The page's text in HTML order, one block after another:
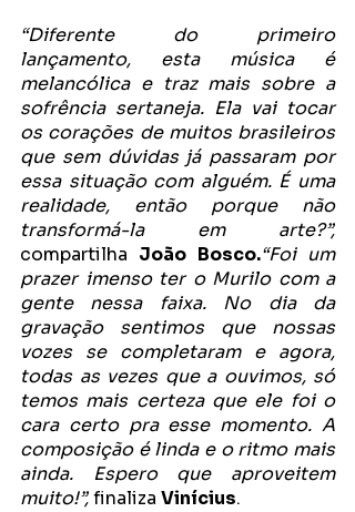
“Diferente do primeiro
lançamento, esta música é
melancólica e traz mais sobre a
sofrência sertaneja. Ela vai tocar
os corações de muitos brasileiros
que sem dúvidas já passaram por
essa situação com alguém. É uma
realidade, então porque não
compartilha João Bosco.“Foi um
prazer imenso ter o Murilo com a
gente nessa faixa. No dia da
gravação sentimos que nossas
vozes se completaram e agora,
todas as vezes que a ouvimos, só
temos mais certeza que ele foi o
cara certo pra esse momento. A
composição é linda e o ritmo mais
ainda. Espero que aproveitem
muito!”, finaliza Vinícius.